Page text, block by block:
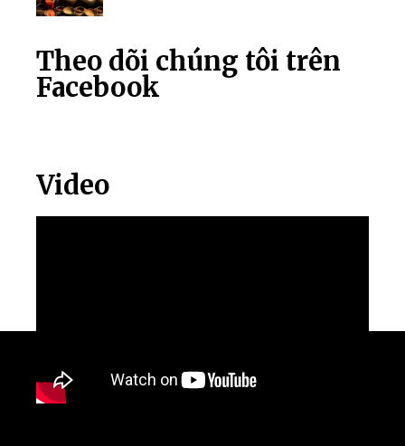
Theo dõi chúng tôi trên
Facebook
Video